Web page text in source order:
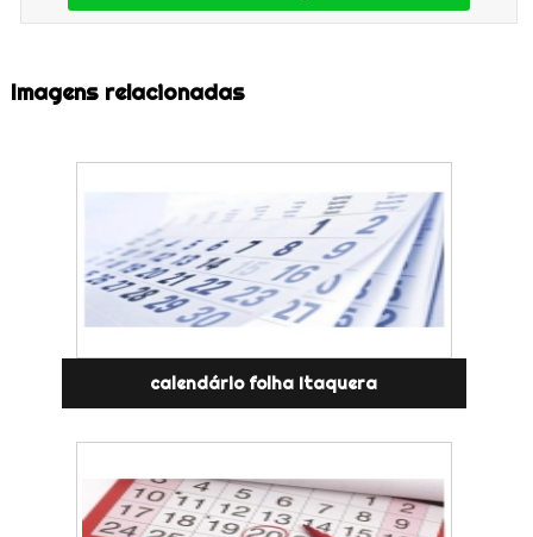
Imagens relacionadas
calendário folha Itaquera